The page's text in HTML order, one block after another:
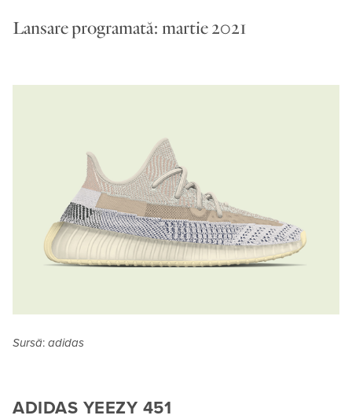
Lansare programată: martie 2021
Sursă: adidas
ADIDAS YEEZY 451